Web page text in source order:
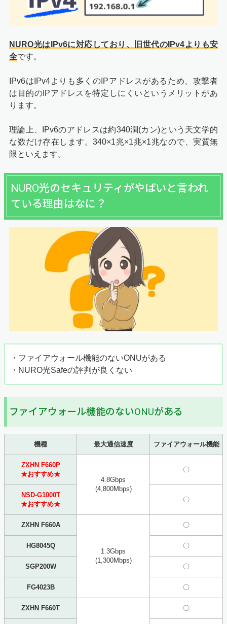
NURO光はIPv6に対応しており、旧世代のIPv4よりも安
全です。
IPv6はIPv4よりも多くのIPアドレスがあるため、攻撃者
は目的のIPアドレスを特定しにくいというメリットがあ
ります。
理論上、IPv6のアドレスは約340澗(カン)という天文学的
な数だけ存在します。340×1兆×1兆×1兆なので、実質無
限といえます。
NURO光のセキュリティがやばいと言われ
ている理由はなに？
・ファイアウォール機能のないONUがある
・NURO光Safeの評判が良くない
ファイアウォール機能のないONUがある
機種 最大通信速度 ファイアウォール機能
ZXHN F660P
★おすすめ★
4.8Gbps
(4,800Mbps)
〇
NSD-G1000T
★おすすめ★
〇
ZXHN F660A
1.3Gbps
(1,300Mbps)
〇
HG8045Q 〇
SGP200W 〇
FG4023B 〇
ZXHN F660T 〇